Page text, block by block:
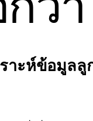
าะห์ข้อมูล